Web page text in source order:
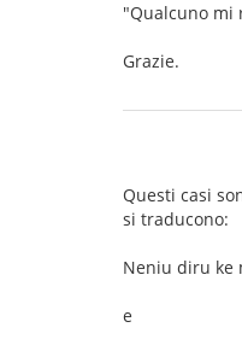
"Qualcuno mi
Grazie.
Questi casi
si traducono:
Neniu diru ke
e